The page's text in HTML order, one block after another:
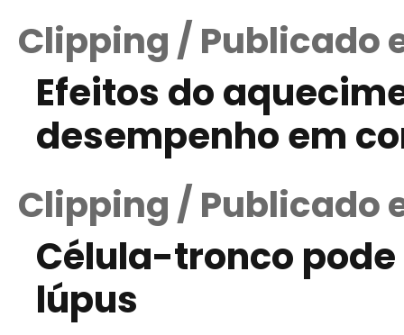
Clipping / Publicado
Efeitos do
desempenho em
Clipping / Publicado
Célula-tronco
lúpus